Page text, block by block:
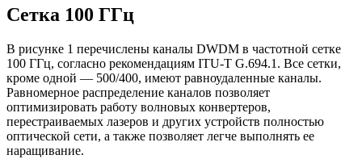
Сетка 100 ГГц
В рисунке 1 перечислены каналы DWDM в частотной сетке
100 ГГц, согласно рекомендациям ITU-T G.694.1. Все сетки,
кроме одной — 500/400, имеют равноудаленные каналы.
Равномерное распределение каналов позволяет
оптимизировать работу волновых конвертеров,
перестраиваемых лазеров и других устройств полностью
оптической сети, а также позволяет легче выполнять ее
наращивание.